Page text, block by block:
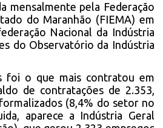
mensalmente pela Federação
do Maranhão (FIEMA) em
Nacional da Indústria
do Observatório da Indústria
foi o que mais contratou em
de contratações de 2.353,
(8,4% do setor no
aparece a Indústria Geral